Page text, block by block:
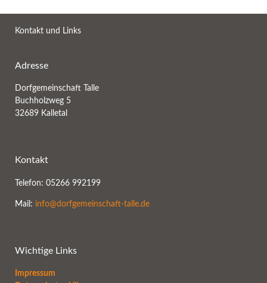
Kontakt und Links
Adresse
Dorfgemeinschaft Talle
Buchholzweg 5
32689 Kalletal
Kontakt
Telefon: 05266 992199
Mail: info@dorfgemeinschaft-talle.de
Wichtige Links
Impressum